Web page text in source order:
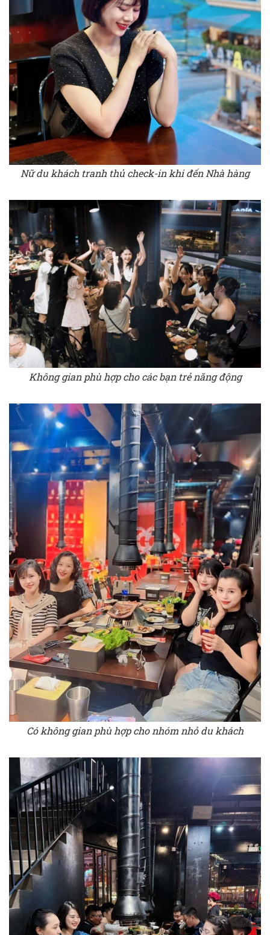
Nữ du khách tranh thủ check-in khi đến Nhà hàng
Không gian phù hợp cho các bạn trẻ năng động
Có không gian phù hợp cho nhóm nhỏ du khách